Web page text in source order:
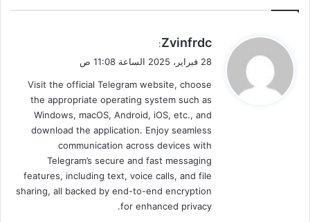
ي
ق
ل
Zvinfrdc
:
28 فبراير، 2025 الساعة 11:08 ص
Visit the official Telegram website, choose
the appropriate operating system such as
Windows, macOS, Android, iOS, etc., and
download the application. Enjoy seamless
communication across devices with
Telegram’s secure and fast messaging
features, including text, voice calls, and file
sharing, all backed by end-to-end encryption
for enhanced privacy.